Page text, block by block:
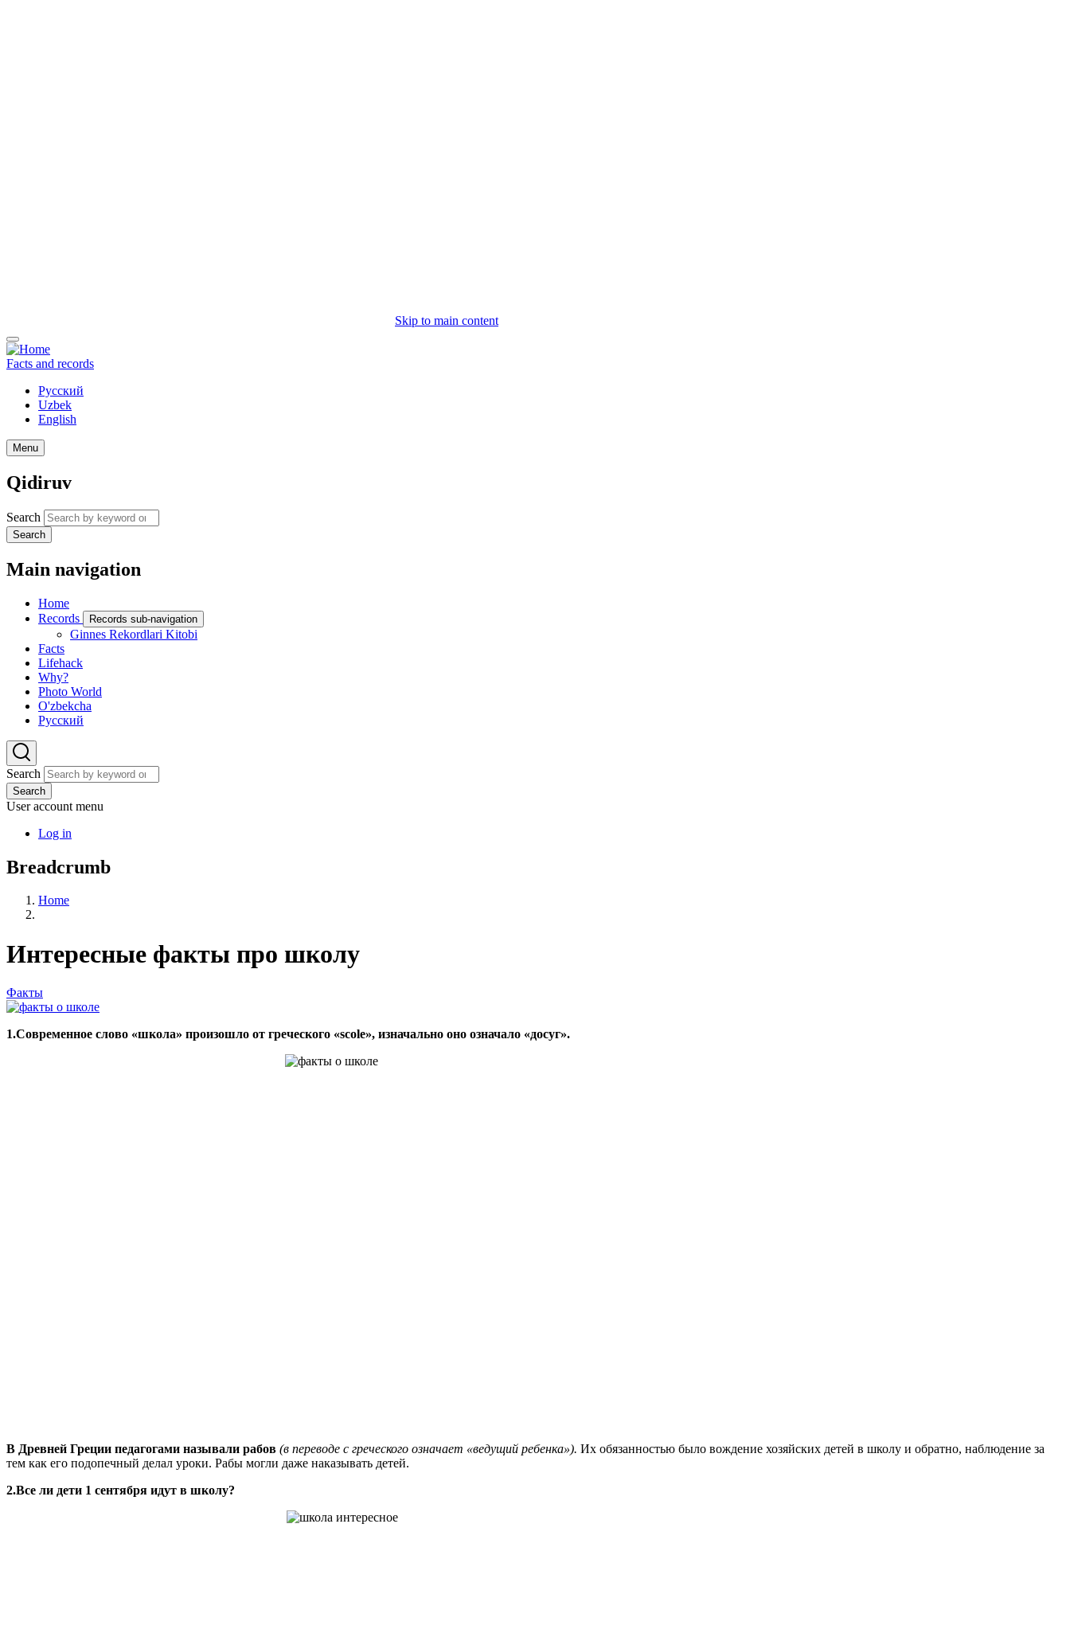
Skip to main content
Facts and records
Русский
Uzbek
English
Menu
Qidiruv
Search
Search
Main navigation
Home
Records
Records sub-navigation
Ginnes Rekordlari Kitobi
Facts
Lifehack
Why?
Photo World
O'zbekcha
Русский
Search
Search
User account menu
Log in
Breadcrumb
Home
Интересные факты про школу
Факты
1.Современное слово «школа» произошло от греческого «scole», изначально оно означало «досуг».
В Древней Греции педагогами называли рабов (в переводе с греческого означает «ведущий ребенка»). Их обязанностью было вождение хозяйских детей в школу и обратно, наблюдение за
тем как его подопечный делал уроки. Рабы могли даже наказывать детей.
2.Все ли дети 1 сентября идут в школу?